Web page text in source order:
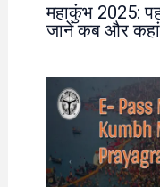
महाकुंभ 2025:
जानें कब और कहां